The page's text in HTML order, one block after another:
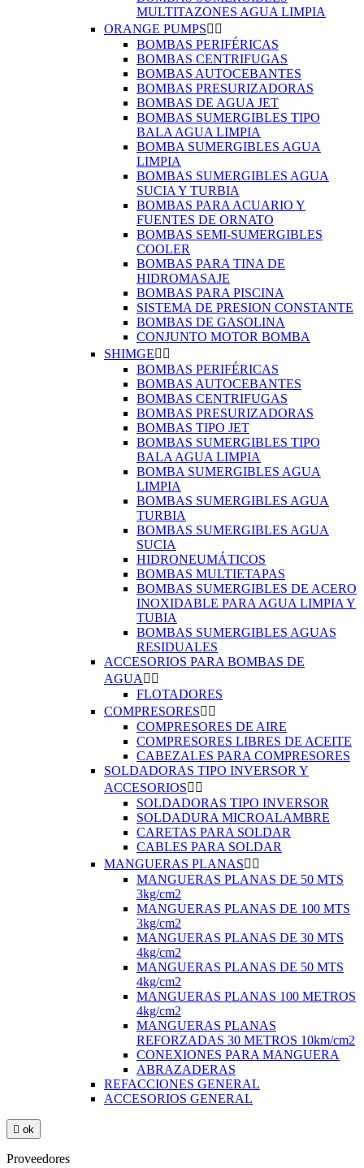
MULTITAZONES AGUA LIMPIA
ORANGE PUMPS 
BOMBAS PERIFÉRICAS
BOMBAS CENTRIFUGAS
BOMBAS AUTOCEBANTES
BOMBAS PRESURIZADORAS
BOMBAS DE AGUA JET
BOMBAS SUMERGIBLES TIPO
BALA AGUA LIMPIA
BOMBA SUMERGIBLES AGUA
LIMPIA
BOMBAS SUMERGIBLES AGUA
SUCIA Y TURBIA
BOMBAS PARA ACUARIO Y
FUENTES DE ORNATO
BOMBAS SEMI-SUMERGIBLES
COOLER
BOMBAS PARA TINA DE
HIDROMASAJE
BOMBAS PARA PISCINA
SISTEMA DE PRESION CONSTANTE
BOMBAS DE GASOLINA
CONJUNTO MOTOR BOMBA
SHIMGE 
BOMBAS PERIFÉRICAS
BOMBAS AUTOCEBANTES
BOMBAS CENTRIFUGAS
BOMBAS PRESURIZADORAS
BOMBAS TIPO JET
BOMBAS SUMERGIBLES TIPO
BALA AGUA LIMPIA
BOMBA SUMERGIBLES AGUA
LIMPIA
BOMBAS SUMERGIBLES AGUA
TURBIA
BOMBAS SUMERGIBLES AGUA
SUCIA
HIDRONEUMÁTICOS
BOMBAS MULTIETAPAS
BOMBAS SUMERGIBLES DE ACERO
INOXIDABLE PARA AGUA LIMPIA Y
TUBIA
BOMBAS SUMERGIBLES AGUAS
RESIDUALES
ACCESORIOS PARA BOMBAS DE
AGUA  
FLOTADORES
COMPRESORES 
COMPRESORES DE AIRE
COMPRESORES LIBRES DE ACEITE
CABEZALES PARA COMPRESORES
SOLDADORAS TIPO INVERSOR Y
ACCESORIOS 
SOLDADORAS TIPO INVERSOR
SOLDADURA MICROALAMBRE
CARETAS PARA SOLDAR
CABLES PARA SOLDAR
MANGUERAS PLANAS 
MANGUERAS PLANAS DE 50 MTS
3kg/cm2
MANGUERAS PLANAS DE 100 MTS
3kg/cm2
MANGUERAS PLANAS DE 30 MTS
4kg/cm2
MANGUERAS PLANAS DE 50 MTS
4kg/cm2
MANGUERAS PLANAS 100 METROS
4kg/cm2
MANGUERAS PLANAS
REFORZADAS 30 METROS 10km/cm2
CONEXIONES PARA MANGUERA
ABRAZADERAS
REFACCIONES GENERAL
ACCESORIOS GENERAL
 ok
Proveedores